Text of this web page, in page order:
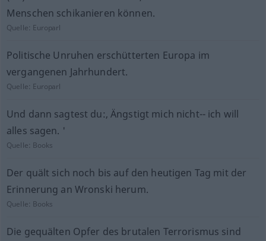
Menschen schikanieren können.
Quelle: Europarl
Politische Unruhen erschütterten Europa im
vergangenen Jahrhundert.
Quelle: Europarl
Und dann sagtest du:, Ängstigt mich nicht-- ich will
alles sagen. '
Quelle: Books
Der quält sich noch bis auf den heutigen Tag mit der
Erinnerung an Wronski herum.
Quelle: Books
Die gequälten Opfer des brutalen Terrorismus sind